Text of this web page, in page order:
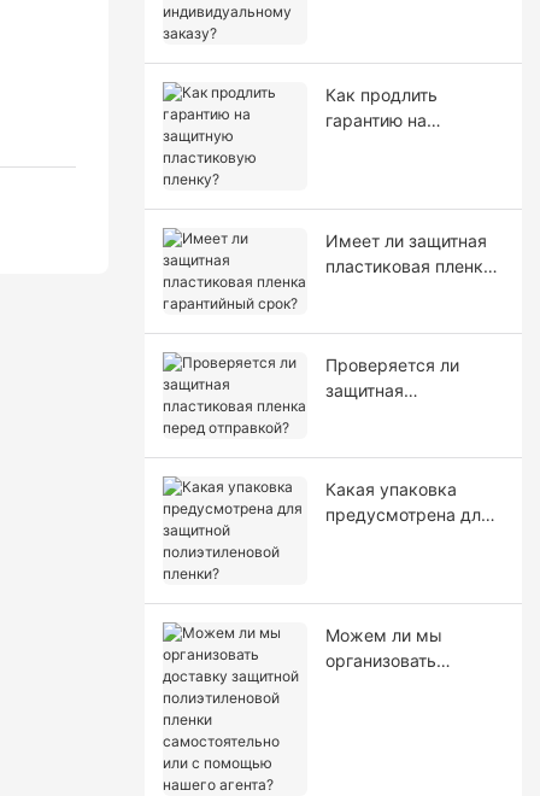
Как продлить
гарантию на
Имеет ли защитная
пластиковая пленка
Проверяется ли
защитная
Какая упаковка
предусмотрена для
Можем ли мы
организовать